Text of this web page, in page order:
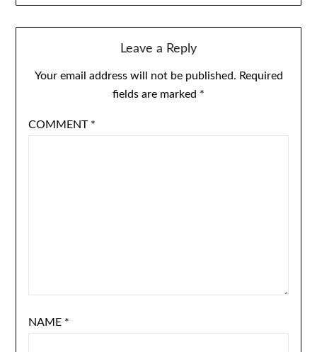
Leave a Reply
Your email address will not be published. Required
fields are marked *
COMMENT *
NAME *